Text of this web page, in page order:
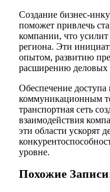
Создание бизнес-
поможет привлечь
компании, что
региона. Эти
опытом, развитию
расширению деловых
Обеспечение
коммуникационным
транспортная сеть
взаимодействия
эти области ускорят
уровне.
Похожие